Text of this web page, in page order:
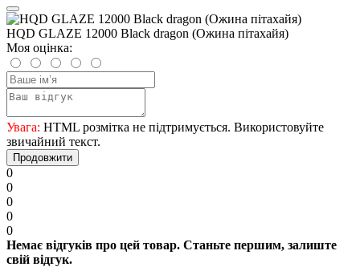
HQD GLAZE 12000 Black dragon (Ожина пітахайя)
Моя оцінка:
Увага: HTML розмітка не підтримується. Використовуйте
звичайний текст.
Продовжити
0
0
0
0
0
Немає відгуків про цей товар. Станьте першим, залиште
свій відгук.